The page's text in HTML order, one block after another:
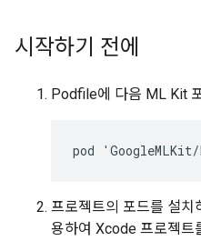
시작하기 전에
Podfile에 다음 ML Kit
프로젝트의 포드를 설치
용하여 Xcode 프로젝트